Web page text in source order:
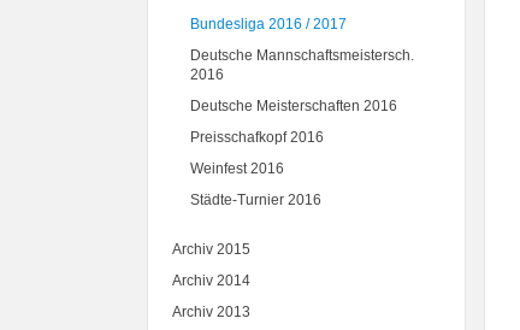
Bundesliga 2016 / 2017
Deutsche Mannschaftsmeistersch.
2016
Deutsche Meisterschaften 2016
Preisschafkopf 2016
Weinfest 2016
Städte-Turnier 2016
Archiv 2015
Archiv 2014
Archiv 2013